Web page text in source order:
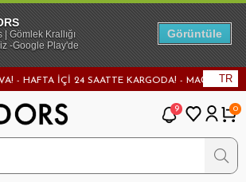
İÇİ 24 SAATTE KARGODA! - MAĞAZADANTR
9 0
| Gömlek Krallığı
-Google Play'de
Görüntüle